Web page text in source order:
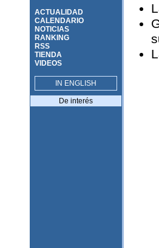
ACTUALIDAD
CALENDARIO
NOTICIAS
RANKING
RSS
TIENDA
VIDEOS
IN ENGLISH
De interés